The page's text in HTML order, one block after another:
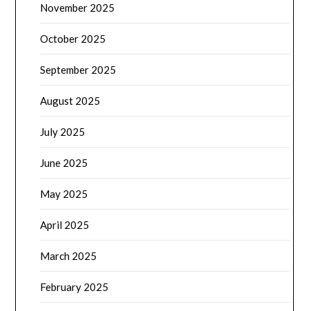
November 2025
October 2025
September 2025
August 2025
July 2025
June 2025
May 2025
April 2025
March 2025
February 2025